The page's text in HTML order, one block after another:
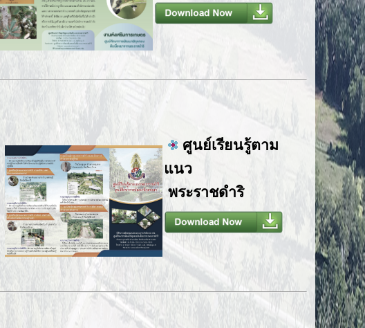
ศูนย์เรียนรู้ตาม
แนว
พระราชดำริ